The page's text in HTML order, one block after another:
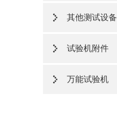
其他测试设备
试验机附件
万能试验机